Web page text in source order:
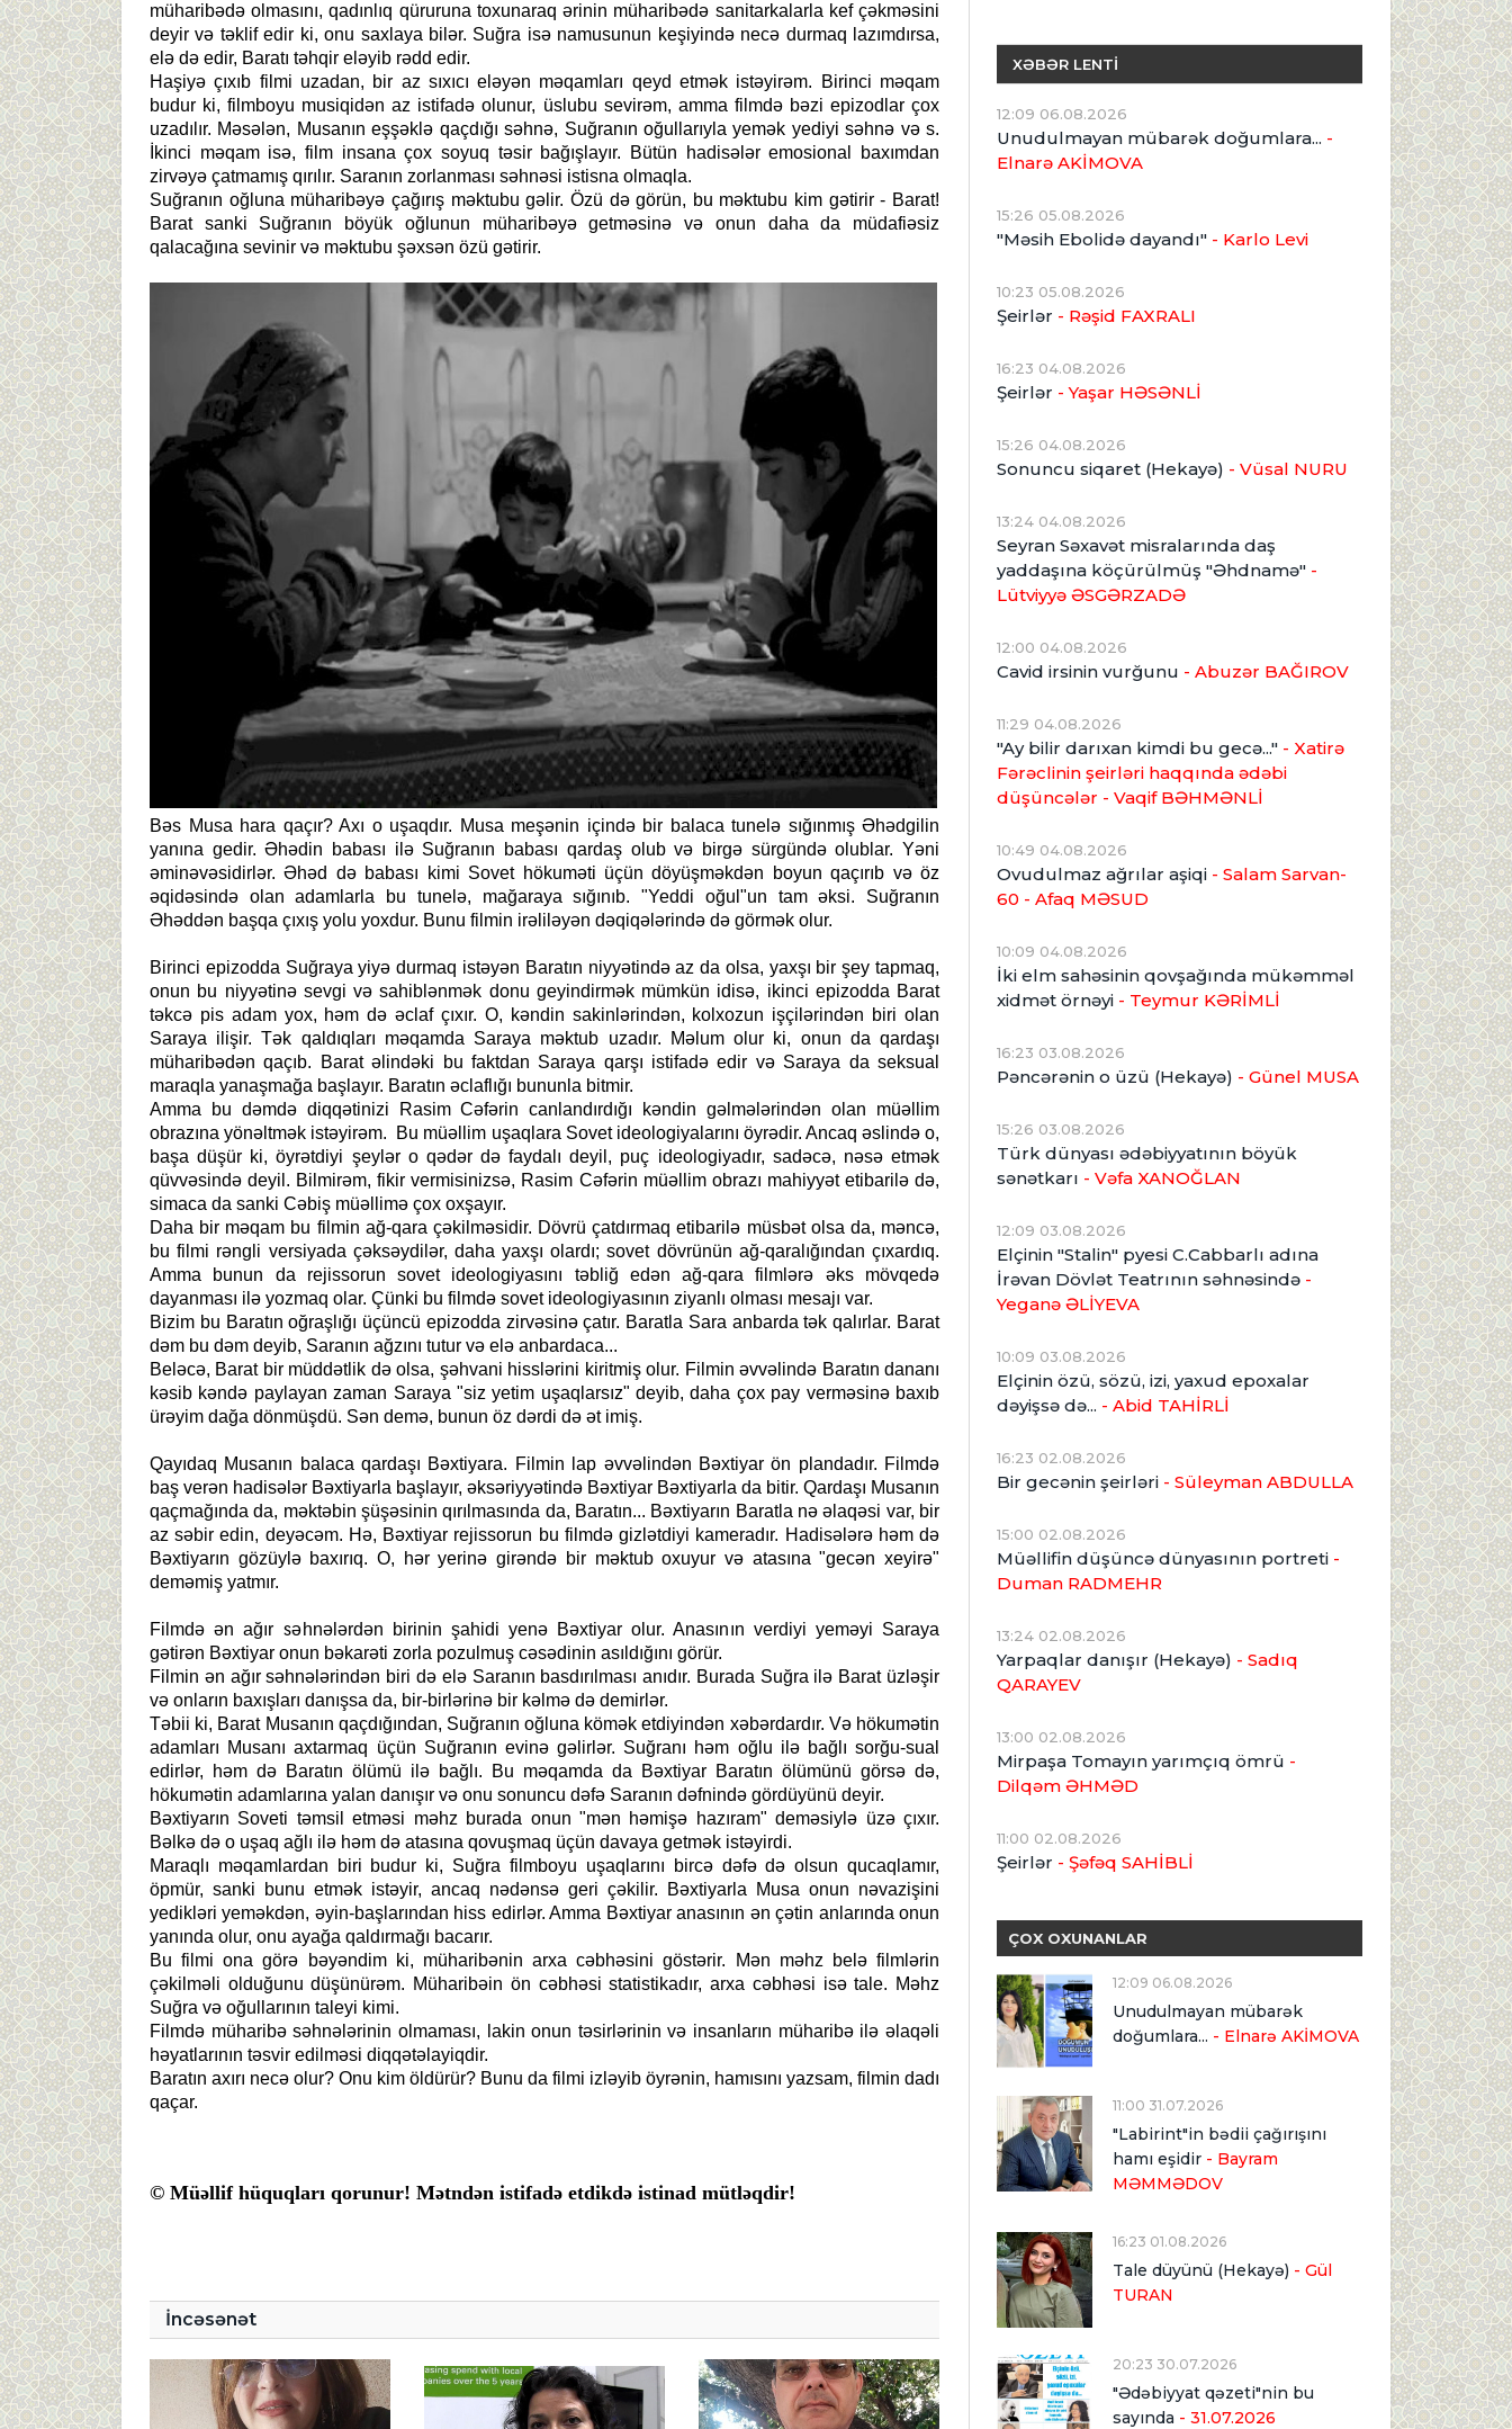
müharibədə olmasını, qadınlıq qüruruna toxunaraq ərinin müharibədə sanitarkalarla kef çəkməsini
deyir və təklif edir ki, onu saxlaya bilər. Suğra isə namusunun keşiyində necə durmaq lazımdırsa,
elə də edir, Baratı təhqir eləyib rədd edir.
Haşiyə çıxıb filmi uzadan, bir az sıxıcı eləyən məqamları qeyd etmək istəyirəm. Birinci məqam
budur ki, filmboyu musiqidən az istifadə olunur, üslubu sevirəm, amma filmdə bəzi epizodlar çox
uzadılır. Məsələn, Musanın eşşəklə qaçdığı səhnə, Suğranın oğullarıyla yemək yediyi səhnə və s.
İkinci məqam isə, film insana çox soyuq təsir bağışlayır. Bütün hadisələr emosional baxımdan
zirvəyə çatmamış qırılır. Saranın zorlanması səhnəsi istisna olmaqla.
Suğranın oğluna müharibəyə çağırış məktubu gəlir. Özü də görün, bu məktubu kim gətirir - Barat!
Barat sanki Suğranın böyük oğlunun müharibəyə getməsinə və onun daha da müdafiəsiz
qalacağına sevinir və məktubu şəxsən özü gətirir.
Bəs Musa hara qaçır? Axı o uşaqdır. Musa meşənin içində bir balaca tunelə sığınmış Əhədgilin
yanına gedir. Əhədin babası ilə Suğranın babası qardaş olub və birgə sürgündə olublar. Yəni
əminəvəsidirlər. Əhəd də babası kimi Sovet hökuməti üçün döyüşməkdən boyun qaçırıb və öz
əqidəsində olan adamlarla bu tunelə, mağaraya sığınıb. "Yeddi oğul"un tam əksi. Suğranın
Əhəddən başqa çıxış yolu yoxdur. Bunu filmin irəliləyən dəqiqələrində də görmək olur.
Birinci epizodda Suğraya yiyə durmaq istəyən Baratın niyyətində az da olsa, yaxşı bir şey tapmaq,
onun bu niyyətinə sevgi və sahiblənmək donu geyindirmək mümkün idisə, ikinci epizodda Barat
təkcə pis adam yox, həm də əclaf çıxır. O, kəndin sakinlərindən, kolxozun işçilərindən biri olan
Saraya ilişir. Tək qaldıqları məqamda Saraya məktub uzadır. Məlum olur ki, onun da qardaşı
müharibədən qaçıb. Barat əlindəki bu faktdan Saraya qarşı istifadə edir və Saraya da seksual
maraqla yanaşmağa başlayır. Baratın əclaflığı bununla bitmir.
Amma bu dəmdə diqqətinizi Rasim Cəfərin canlandırdığı kəndin gəlmələrindən olan müəllim
obrazına yönəltmək istəyirəm. Bu müəllim uşaqlara Sovet ideologiyalarını öyrədir. Ancaq əslində o,
başa düşür ki, öyrətdiyi şeylər o qədər də faydalı deyil, puç ideologiyadır, sadəcə, nəsə etmək
qüvvəsində deyil. Bilmirəm, fikir vermisinizsə, Rasim Cəfərin müəllim obrazı mahiyyət etibarilə də,
simaca da sanki Cəbiş müəllimə çox oxşayır.
Daha bir məqam bu filmin ağ-qara çəkilməsidir. Dövrü çatdırmaq etibarilə müsbət olsa da, məncə,
bu filmi rəngli versiyada çəksəydilər, daha yaxşı olardı; sovet dövrünün ağ-qaralığından çıxardıq.
Amma bunun da rejissorun sovet ideologiyasını təbliğ edən ağ-qara filmlərə əks mövqedə
dayanması ilə yozmaq olar. Çünki bu filmdə sovet ideologiyasının ziyanlı olması mesajı var.
Bizim bu Baratın oğraşlığı üçüncü epizodda zirvəsinə çatır. Baratla Sara anbarda tək qalırlar. Barat
dəm bu dəm deyib, Saranın ağzını tutur və elə anbardaca...
Beləcə, Barat bir müddətlik də olsa, şəhvani hisslərini kiritmiş olur. Filmin əvvəlində Baratın dananı
kəsib kəndə paylayan zaman Saraya "siz yetim uşaqlarsız" deyib, daha çox pay verməsinə baxıb
ürəyim dağa dönmüşdü. Sən demə, bunun öz dərdi də ət imiş.
Qayıdaq Musanın balaca qardaşı Bəxtiyara. Filmin lap əvvəlindən Bəxtiyar ön plandadır. Filmdə
baş verən hadisələr Bəxtiyarla başlayır, əksəriyyətində Bəxtiyar Bəxtiyarla da bitir. Qardaşı Musanın
qaçmağında da, məktəbin şüşəsinin qırılmasında da, Baratın... Bəxtiyarın Baratla nə əlaqəsi var, bir
az səbir edin, deyəcəm. Hə, Bəxtiyar rejissorun bu filmdə gizlətdiyi kameradır. Hadisələrə həm də
Bəxtiyarın gözüylə baxırıq. O, hər yerinə girəndə bir məktub oxuyur və atasına "gecən xeyirə"
deməmiş yatmır.
Filmdə ən ağır səhnələrdən birinin şahidi yenə Bəxtiyar olur. Anasının verdiyi yeməyi Saraya
gətirən Bəxtiyar onun bəkarəti zorla pozulmuş cəsədinin asıldığını görür.
Filmin ən ağır səhnələrindən biri də elə Saranın basdırılması anıdır. Burada Suğra ilə Barat üzləşir
və onların baxışları danışsa da, bir-birlərinə bir kəlmə də demirlər.
Təbii ki, Barat Musanın qaçdığından, Suğranın oğluna kömək etdiyindən xəbərdardır. Və hökumətin
adamları Musanı axtarmaq üçün Suğranın evinə gəlirlər. Suğranı həm oğlu ilə bağlı sorğu-sual
edirlər, həm də Baratın ölümü ilə bağlı. Bu məqamda da Bəxtiyar Baratın ölümünü görsə də,
hökumətin adamlarına yalan danışır və onu sonuncu dəfə Saranın dəfnində gördüyünü deyir.
Bəxtiyarın Soveti təmsil etməsi məhz burada onun "mən həmişə hazıram" deməsiylə üzə çıxır.
Bəlkə də o uşaq ağlı ilə həm də atasına qovuşmaq üçün davaya getmək istəyirdi.
Maraqlı məqamlardan biri budur ki, Suğra filmboyu uşaqlarını bircə dəfə də olsun qucaqlamır,
öpmür, sanki bunu etmək istəyir, ancaq nədənsə geri çəkilir. Bəxtiyarla Musa onun nəvazişini
yedikləri yeməkdən, əyin-başlarından hiss edirlər. Amma Bəxtiyar anasının ən çətin anlarında onun
yanında olur, onu ayağa qaldırmağı bacarır.
Bu filmi ona görə bəyəndim ki, müharibənin arxa cəbhəsini göstərir. Mən məhz belə filmlərin
çəkilməli olduğunu düşünürəm. Müharibəin ön cəbhəsi statistikadır, arxa cəbhəsi isə tale. Məhz
Suğra və oğullarının taleyi kimi.
Filmdə müharibə səhnələrinin olmaması, lakin onun təsirlərinin və insanların müharibə ilə əlaqəli
həyatlarının təsvir edilməsi diqqətəlayiqdir.
Baratın axırı necə olur? Onu kim öldürür? Bunu da filmi izləyib öyrənin, hamısını yazsam, filmin dadı
qaçar.
© Müəllif hüquqları qorunur! Mətndən istifadə etdikdə istinad mütləqdir!
İncəsənət
XƏBƏR LENTİ
12:09 06.08.2026
Unudulmayan mübarək doğumlara... -
Elnarə AKİMOVA
15:26 05.08.2026
"Məsih Ebolidə dayandı" - Karlo Levi
10:23 05.08.2026
Şeirlər - Rəşid FAXRALI
16:23 04.08.2026
Şeirlər - Yaşar HƏSƏNLİ
15:26 04.08.2026
Sonuncu siqaret (Hekayə) - Vüsal NURU
13:24 04.08.2026
Seyran Səxavət misralarında daş
yaddaşına köçürülmüş "Əhdnamə" -
Lütviyyə ƏSGƏRZADƏ
12:00 04.08.2026
Cavid irsinin vurğunu - Abuzər BAĞIROV
11:29 04.08.2026
"Ay bilir darıxan kimdi bu gecə..." - Xatirə
Fərəclinin şeirləri haqqında ədəbi
düşüncələr - Vaqif BƏHMƏNLİ
10:49 04.08.2026
Ovudulmaz ağrılar aşiqi - Salam Sarvan-
60 - Afaq MƏSUD
10:09 04.08.2026
İki elm sahəsinin qovşağında mükəmməl
xidmət örnəyi - Teymur KƏRİMLİ
16:23 03.08.2026
Pəncərənin o üzü (Hekayə) - Günel MUSA
15:26 03.08.2026
Türk dünyası ədəbiyyatının böyük
sənətkarı - Vəfa XANOĞLAN
12:09 03.08.2026
Elçinin "Stalin" pyesi C.Cabbarlı adına
İrəvan Dövlət Teatrının səhnəsində -
Yeganə ƏLİYEVA
10:09 03.08.2026
Elçinin özü, sözü, izi, yaxud epoxalar
dəyişsə də... - Abid TAHİRLİ
16:23 02.08.2026
Bir gecənin şeirləri - Süleyman ABDULLA
15:00 02.08.2026
Müəllifin düşüncə dünyasının portreti -
Duman RADMEHR
13:24 02.08.2026
Yarpaqlar danışır (Hekayə) - Sadıq
QARAYEV
13:00 02.08.2026
Mirpaşa Tomayın yarımçıq ömrü -
Dilqəm ƏHMƏD
11:00 02.08.2026
Şeirlər - Şəfəq SAHİBLİ
ÇOX OXUNANLAR
12:09 06.08.2026
Unudulmayan mübarək
doğumlara... - Elnarə AKİMOVA
11:00 31.07.2026
"Labirint"in bədii çağırışını
hamı eşidir - Bayram
MƏMMƏDOV
16:23 01.08.2026
Tale düyünü (Hekayə) - Gül
TURAN
20:23 30.07.2026
"Ədəbiyyat qəzeti"nin bu
sayında - 31.07.2026